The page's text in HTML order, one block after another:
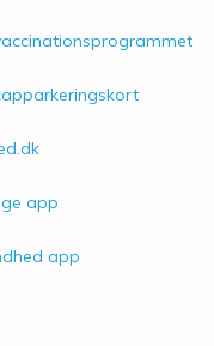
app
app